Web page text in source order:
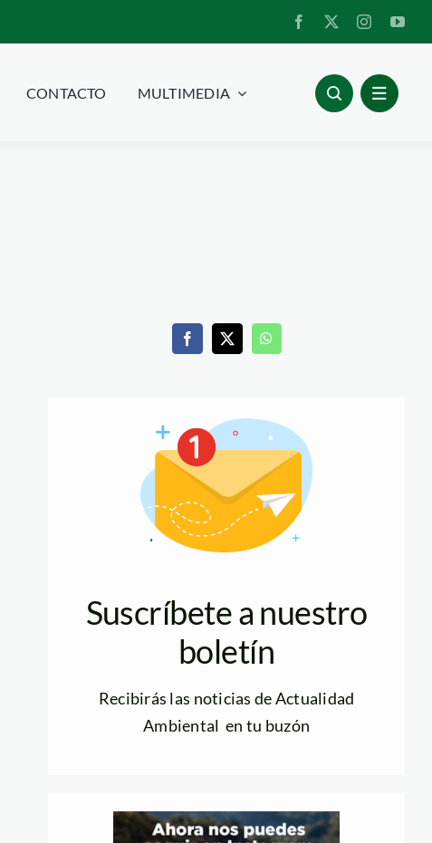
CONTACTO MULTIMEDIA
Suscríbete a nuestro
boletín
Recibirás las noticias de Actualidad
Ambiental en tu buzón